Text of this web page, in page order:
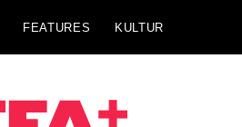
FEATURES KULTUR